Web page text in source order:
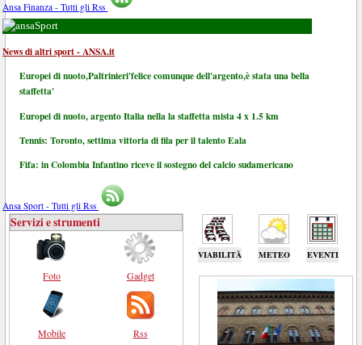
Ansa Finanza - Tutti gli Rss
Sport
News di altri sport - ANSA.it
Europei di nuoto,Paltrinieri'felice comunque dell'argento,è stata una bella
staffetta'
Europei di nuoto, argento Italia nella la staffetta mista 4 x 1.5 km
Tennis: Toronto, settima vittoria di fila per il talento Eala
Fifa: in Colombia Infantino riceve il sostegno del calcio sudamericano
Ansa Sport - Tutti gli Rss
VIABILITÀ METEO EVENTI
Servizi e strumenti
Foto
Mobile
Gadget
Rss